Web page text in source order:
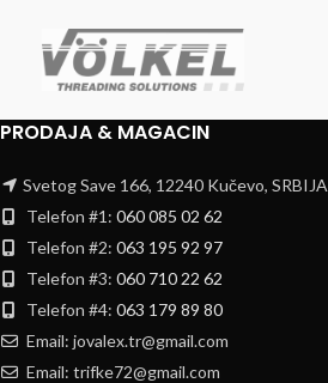
PRODAJA & MAGACIN
Svetog Save 166, 12240 Kučevo, SRBIJA
Telefon #1: 060 085 02 62
Telefon #2: 063 195 92 97
Telefon #3: 060 710 22 62
Telefon #4: 063 179 89 80
Email: jovalex.tr@gmail.com
Email: trifke72@gmail.com